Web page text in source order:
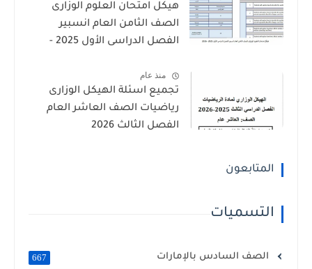
هيكل امتحان العلوم الوزارى
الصف الثامن العام انسبير
الفصل الدراسى الأول 2025 -
منذ عام
تجميع اسئلة الهيكل الوزارى
رياضيات الصف العاشر العام
الفصل الثالث 2026
المتابعون
التسميات
الصف السادس بالإمارات